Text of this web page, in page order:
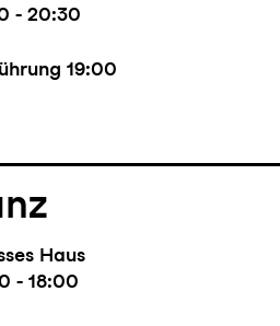
- 20:30
19:00
Haus
- 18:00